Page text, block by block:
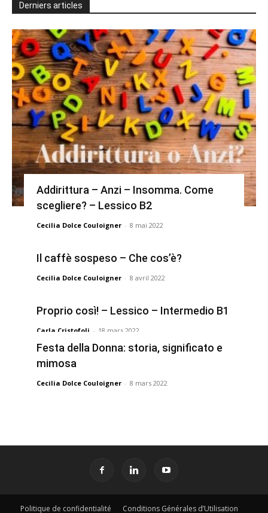
Derniers articles
Addirittura – Anzi – Insomma. Come
scegliere? – Lessico B2
Cecilia Dolce Couloigner - 8 mai 2022
Il caffè sospeso – Che cos’è?
Cecilia Dolce Couloigner - 8 avril 2022
Proprio così! – Lessico – Intermedio B1
Carla Cristofoli - 18 mars 2022
Festa della Donna: storia, significato e
mimosa
Cecilia Dolce Couloigner - 8 mars 2022
Politique de confidentialité Conditions Générales d’Utilisation